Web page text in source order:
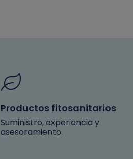
Productos fitosanitarios
Suministro, experiencia y
asesoramiento.